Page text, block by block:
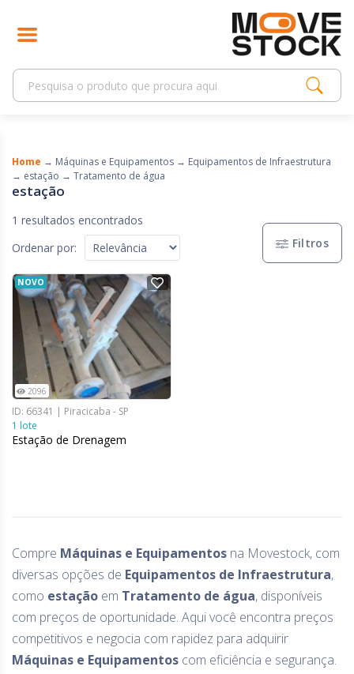
Home → Máquinas e Equipamentos → Equipamentos de Infraestrutura
→ estação → Tratamento de água
estação
1 resultados encontrados
Ordenar por:
Filtros
NOVO
2096
ID: 66341 | Piracicaba - SP
1 lote
Estação de Drenagem
Compre Máquinas e Equipamentos na Movestock, com
diversas opções de Equipamentos de Infraestrutura,
como estação em Tratamento de água, disponíveis
com preços de oportunidade. Aqui você encontra preços
competitivos e negocia com rapidez para adquirir
Máquinas e Equipamentos com eficiência e segurança.